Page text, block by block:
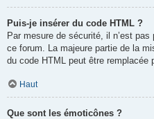
Puis-je insérer du code HTML ?
Par mesure de sécurité, il n’est
ce forum. La majeure partie de la
du code HTML peut être remplacée
Haut
Que sont les émoticônes ?